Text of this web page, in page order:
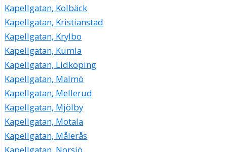
Kapellgatan, Kolbäck
Kapellgatan, Kristianstad
Kapellgatan, Krylbo
Kapellgatan, Kumla
Kapellgatan, Lidköping
Kapellgatan, Malmö
Kapellgatan, Mellerud
Kapellgatan, Mjölby
Kapellgatan, Motala
Kapellgatan, Målerås